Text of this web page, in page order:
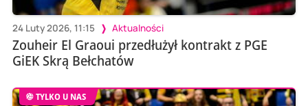
24 Luty 2026, 11:15 Aktualności
Zouheir El Graoui przedłużył kontrakt z PGE
GiEK Skrą Bełchatów
TYLKO U NAS